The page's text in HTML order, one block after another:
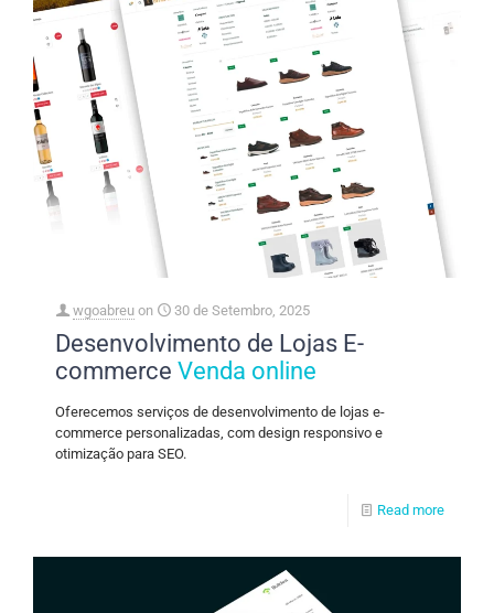
wgoabreu on 30 de Setembro, 2025
Desenvolvimento de Lojas E-
commerce Venda online
Oferecemos serviços de desenvolvimento de lojas e-
commerce personalizadas, com design responsivo e
otimização para SEO.
Read more